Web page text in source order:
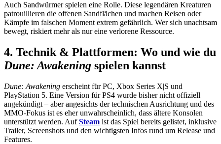
Auch Sandwürmer spielen eine Rolle. Diese legendären Kreaturen
patrouillieren die offenen Sandflächen und machen Reisen oder
Kämpfe im falschen Moment extrem gefährlich. Wer sich unachtsam
bewegt, riskiert mehr als nur eine verlorene Ressource.
4. Technik & Plattformen: Wo und wie du
Dune: Awakening spielen kannst
Dune: Awakening erscheint für PC, Xbox Series X|S und
PlayStation 5. Eine Version für PS4 wurde bisher nicht offiziell
angekündigt – aber angesichts der technischen Ausrichtung und des
MMO-Fokus ist es eher unwahrscheinlich, dass ältere Konsolen
unterstützt werden. AufSteam ist das Spiel bereits gelistet, inklusive
Trailer, Screenshots und den wichtigsten Infos rund um Release und
Features.